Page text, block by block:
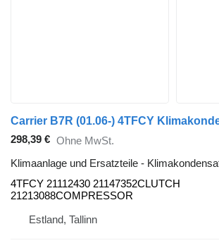
298,39 € Ohne MwSt.
Klimaanlage und Ersatzteile -
4TFCY 21112430 21147352CLUTCH
21213088COMPRESSOR
Estland, Tallinn